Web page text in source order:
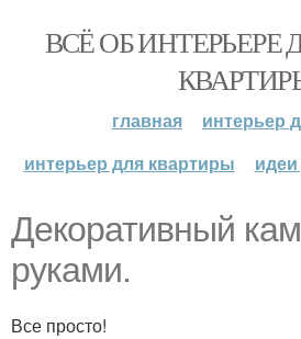
ВСЁ ОБ
главная
интерьер
интерьер для квартиры
Декоративный
руками.
Все просто!